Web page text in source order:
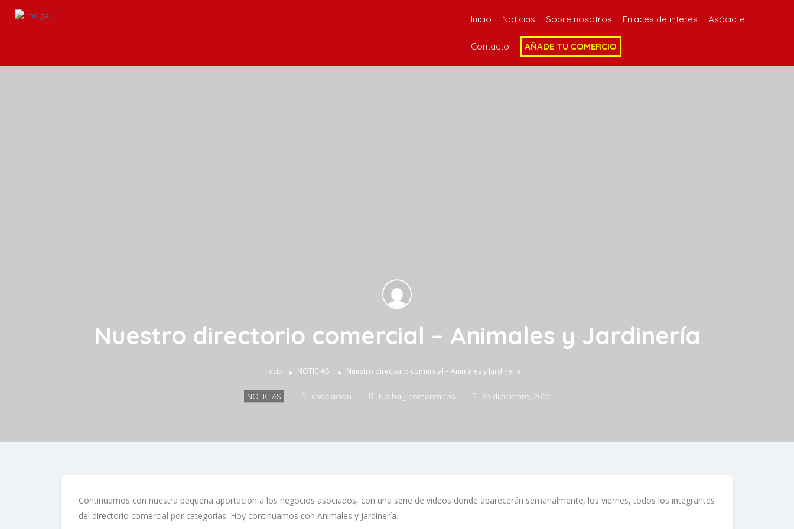
Inicio Noticias Sobre nosotros Enlaces de interés Asóciate
Contacto AÑADE TU COMERCIO
Nuestro directorio comercial – Animales y Jardinería
Inicio NOTICIAS Nuestro directorio comercial – Animales y Jardinería
NOTICIAS asociacion No hay comentarios 23 diciembre, 2022
Continuamos con nuestra pequeña aportación a los negocios asociados, con una serie de vídeos donde aparecerán semanalmente, los viernes, todos los integrantes
del directorio comercial por categorías. Hoy continuamos con Animales y Jardinería.